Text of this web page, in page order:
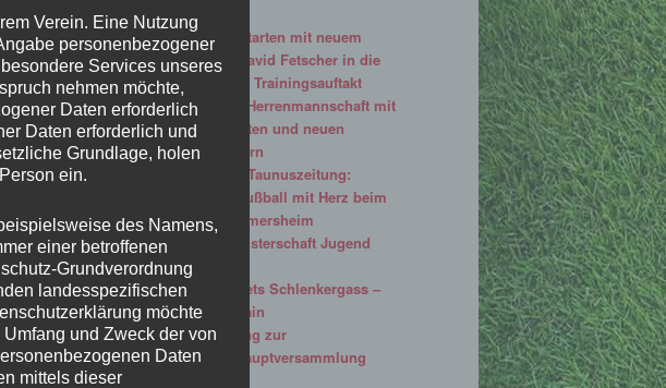
Sie
auf
es uns,
informiert
bestimmte
beim
die
Herren starten mit neuem
Coach David Fetscher in die
Saison – Trainingsauftakt
unserer Herrenmannschaft mit
vielen alten und neuen
Gesichtern
Aus der Taunuszeitung:
Jugendfußball mit Herz beim
SV Bommersheim
Stadtmeisterschaft Jugend
2026
SVB meets Schlenkergass –
once again
Einladung zur
Jahreshauptversammlung
Verein. Eine Nutzung
personenbezogener
Services unseres
nehmen möchte,
Daten erforderlich
Daten erforderlich und
Grundlage, holen
ein.
des Namens,
einer betroffenen
Grundverordnung
landesspezifischen
möchte
und Zweck der von
Daten
mittels dieser